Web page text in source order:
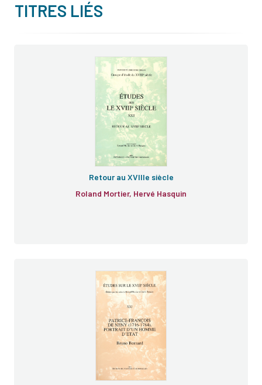
TITRES LIÉS
Retour au XVIIIe siècle
Roland Mortier, Hervé Hasquin